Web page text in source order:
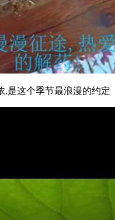
,是这个季节最浪漫的约定